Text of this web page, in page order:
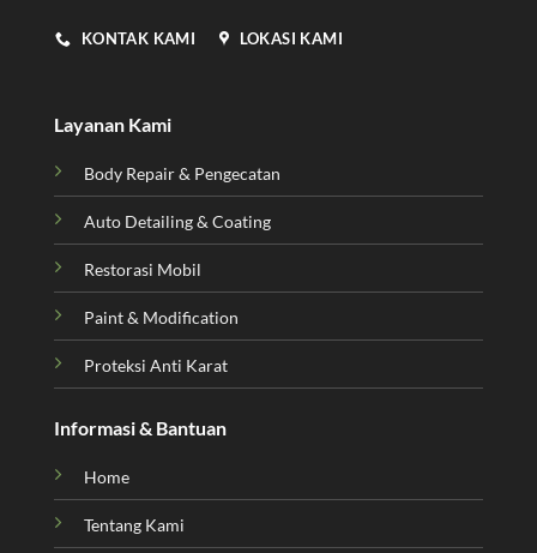
KONTAK KAMI LOKASI KAMI
Layanan Kami
Body Repair & Pengecatan
Auto Detailing & Coating
Restorasi Mobil
Paint & Modification
Proteksi Anti Karat
Informasi & Bantuan
Home
Tentang Kami